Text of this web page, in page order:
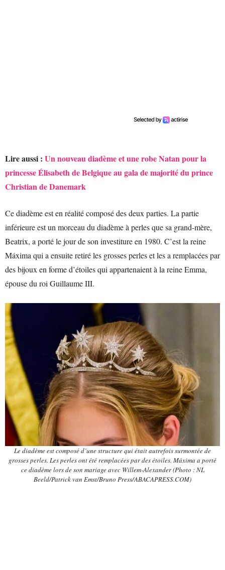
Lire aussi : Un nouveau diadème et une robe Natan pour la
princesse Élisabeth de Belgique au gala de majorité du prince
Christian de Danemark
Ce diadème est en réalité composé des deux parties. La partie
inférieure est un morceau du diadème à perles que sa grand-mère,
Beatrix, a porté le jour de son investiture en 1980. C’est la reine
Máxima qui a ensuite retiré les grosses perles et les a remplacées par
des bijoux en forme d’étoiles qui appartenaient à la reine Emma,
épouse du roi Guillaume III.
Le diadème est composé d’une structure qui était autrefois surmontée de
grosses perles. Les perles ont été remplacées par des étoiles. Máxima a porté
ce diadème lors de son mariage avec Willem-Alexander (Photo : NL
Beeld/Patrick van Emst/Bruno Press/ABACAPRESS.COM)